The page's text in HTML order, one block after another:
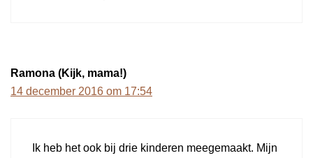
Ramona (Kijk, mama!)
14 december 2016 om 17:54
Ik heb het ook bij drie kinderen meegemaakt. Mijn